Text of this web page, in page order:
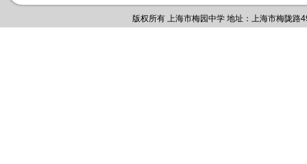
版权所有 上海市梅园中学 地址：上海市梅陇